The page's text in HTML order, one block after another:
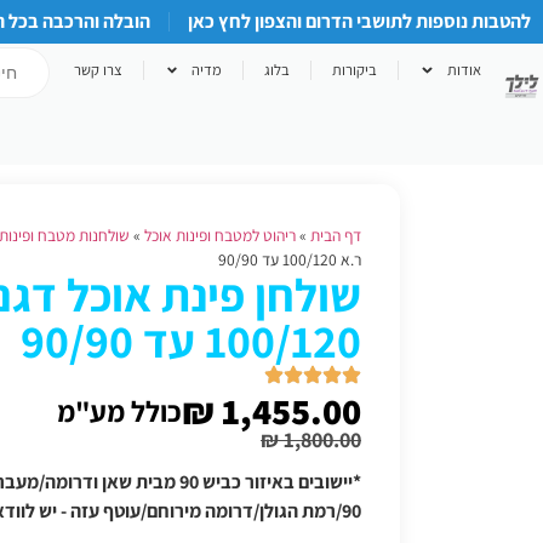
להטבות נוספות לתושבי הדרום והצפון לחץ כאן הובלה והרכבה
אודות ביקורות בלוג מדיה צרו קשר
דף הבית »ריהוט למטבח ופינות אוכל » שולחנות מטבח
ר.א 100/120 עד 90/90
100/120 עד 90/90
₪1,800.00
₪ 1,455.00 כולל מע"מ
*יישובים באיזור כביש 90 מבית
90/רמת הגולן/דרומה מירוחם/עוטף עזה - יש לוודא תוספת הובלה טלפונית